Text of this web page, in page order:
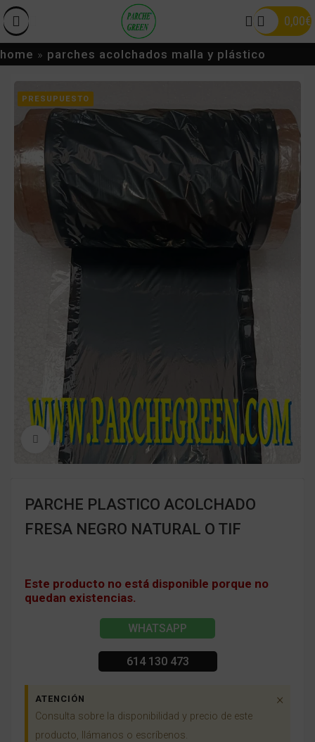
0,00€
home » parches acolchados malla y plástico
PRESUPUESTO
Clic para ampliar
PARCHE PLASTICO ACOLCHADO
FRESA NEGRO NATURAL O TIF
Este producto no está disponible porque no
quedan existencias.
WHATSAPP
614 130 473
ATENCIÓN
Consulta sobre la disponibilidad y precio de este
producto, llámanos o escríbenos.
×